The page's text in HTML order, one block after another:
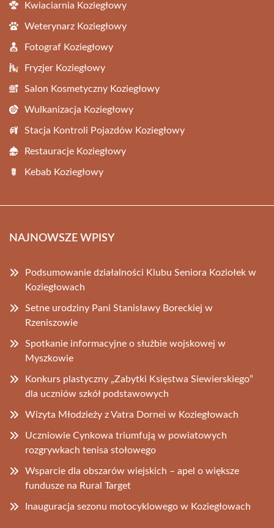
Kwiaciarnia Koziegłowy
Weterynarz Koziegłowy
Fotograf Koziegłowy
Fryzjer Koziegłowy
Salon Kosmetyczny Koziegłowy
Wulkanizacja Koziegłowy
Stacja Kontroli Pojazdów Koziegłowy
Restauracje Koziegłowy
Kebab Koziegłowy
NAJNOWSZE WPISY
Podsumowanie działalności Klubu Seniora Koziołek w
Koziegłowach
Setne urodziny Pani Stanisławy Boreckiej w
Rzeniszowie
Spotkanie informacyjne o służbie wojskowej w
Myszkowie
Konkurs plastyczny „Zabytki Księstwa Siewierskiego”
dla uczniów szkół podstawowych
Wizyta Młodzieży z Vatra Dornei w Koziegłowach
Uczniowie Cynkowa triumfują w powiatowych
rozgrywkach tenisa stołowego
Wsparcie dla obszarów wiejskich – apel o większe
fundusze na Rural Target
Inauguracja sezonu motocyklowego w Koziegłowach